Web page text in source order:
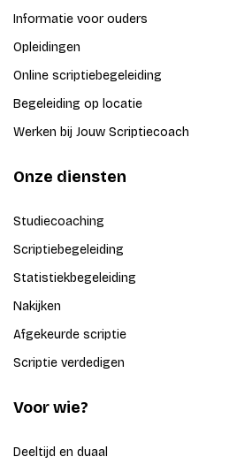
Informatie voor ouders
Opleidingen
Online scriptiebegeleiding
Begeleiding op locatie
Werken bij Jouw Scriptiecoach
Onze diensten
Studiecoaching
Scriptiebegeleiding
Statistiekbegeleiding
Nakijken
Afgekeurde scriptie
Scriptie verdedigen
Voor wie?
Deeltijd en duaal